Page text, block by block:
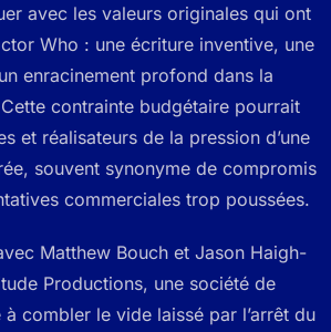
avec les valeurs originales qui ont
Who : une écriture inventive, une
enracinement profond dans la
contrainte budgétaire pourrait
et réalisateurs de la pression d’une
souvent synonyme de compromis
commerciales trop poussées.
Matthew Bouch et Jason Haigh-
Productions, une société de
combler le vide laissé par l’arrêt du